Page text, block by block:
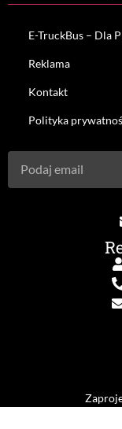
E-TruckBus – Dla
Reklama
Kontakt
Polityka